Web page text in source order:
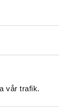
vår trafik.